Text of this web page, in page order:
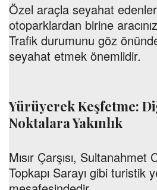
Özel araçla seyahat
otoparklardan birine
Trafik durumunu göz
seyahat etmek önemlidir.
Yürüyerek Keşfetme:
Noktalara Yakınlık
Mısır Çarşısı,
Topkapı Sarayı gibi turistik